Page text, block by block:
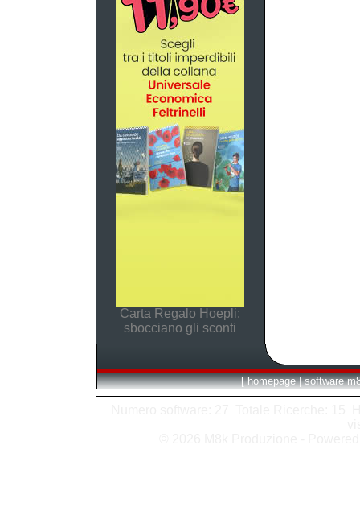
Carta Regalo Hoepli:
sbocciano gli sconti
[ homepage | software